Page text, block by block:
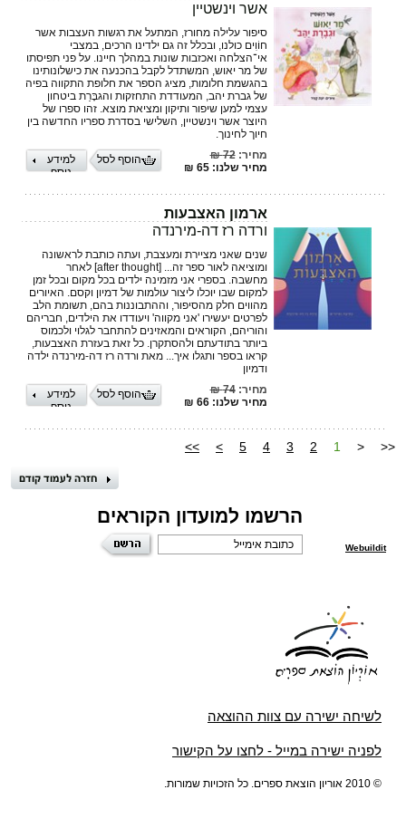
אשר וינשטיין
סיפור עלילה מחורז, המתעל את רגשות העצבות אשר
חוֹוִים כולנו, ובכלל זה גם ילדינו הרכים, במצבי
אי־הצלחה ואכזבות שונות במהלך חיינו. על פני תפיסתו
של מר יאוש, המשתדל לקבל בהכנעה את כישלונותינו
בהגשמת חלומות, מציג הספר את חלופת התקווה בפיה
של גברת יהב, המעודדת התחזקות והגבָּרַת ביטחון
עצמי למען שיפור ותיקון ומציאת מוצא. זהו ספרו של
היוצר אשר וינשטיין, השלישי בסדרת ספריו החדשה בין
חיוך לחינוך.
מחיר:72 ₪
מחיר שלנו: 65 ₪
למידע
נוסף
הוסף לסל
ארמון האצבעות
ורדה רז דה-מירנדה
שנים שאני מציירת ומעצבת, ועתה כותבת לראשונה
ומוציאה לאור ספר זה... [after thought] לאחר
מחשבה. בספרי אני מזמינה ילדים בכל מקום ובכל זמן
למקום שבו יוכלו ליצור עולמות של דמיון וקסם. האיורים
מהווים חלק מהסיפור, וההתבוננות בהם, תשומת הלב
לפרטים יעשירו 'אני מקווה' ויעודדו את הילדים, חבריהם
והוריהם, הקוראים והמאזינים להתחבר לגלוי ולכמוס
ביותר בתודעתם ולהסתקרן. כל זאת בעזרת האצבעות,
קראו בספר ותגלו איך... מאת ורדה רז דה-מירנדה ילדה
ודמיון
מחיר:74 ₪
מחיר שלנו: 66 ₪
למידע
נוסף
הוסף לסל
<<
<
1
2
3
4
5
>
>>
הרשמו למועדון הקוראים
לשיחה ישירה עם צוות ההוצאה
לפניה ישירה במייל - לחצו על הקישור
© 2010 אוריון הוצאת ספרים. כל הזכויות שמורות.
Webuildit